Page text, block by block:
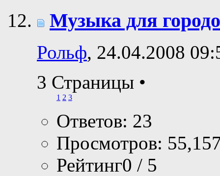
Музыка для
Рольф, 24.04.2008
3 Страницы •
1 2 3
Ответов: 23
Просмотров:
Рейтинг0 / 5